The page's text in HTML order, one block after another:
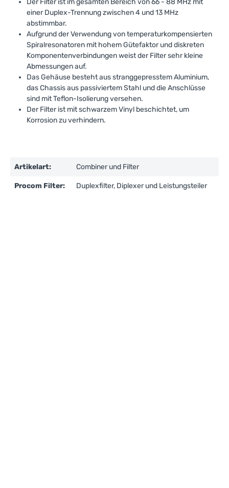
Der Filter ist im gesamten Bereich von 66 - 88 MHz mit
einer Duplex-Trennung zwischen 4 und 13 MHz
abstimmbar.
Aufgrund der Verwendung von temperaturkompensierten
Spiralresonatoren mit hohem Gütefaktor und diskreten
Komponentenverbindungen weist der Filter sehr kleine
Abmessungen auf.
Das Gehäuse besteht aus stranggepresstem Aluminium,
das Chassis aus passiviertem Stahl und die Anschlüsse
sind mit Teflon-Isolierung versehen.
Der Filter ist mit schwarzem Vinyl beschichtet, um
Korrosion zu verhindern.
Artikelart: Combiner und Filter
Procom Filter: Duplexfilter, Diplexer und Leistungsteiler